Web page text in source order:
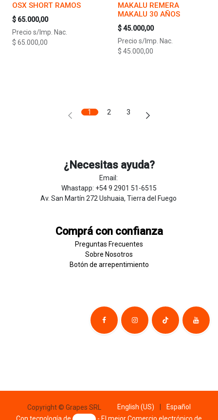
OSX SHORT RAMOS
$ 65.000,00
Precio s/Imp. Nac.
$ 65.000,00
MAKALU REMERA
MAKALU 30 AÑOS
$45.000,00
Precio s/Imp. Nac.
$ 45.000,00
1 2 3
¿Necesitas ayuda?
Email:
Whastapp: +54 9 2901 51-6515
Av. San Martín 272 Ushuaia, Tierra del Fuego
Comprá con confianza
Preguntas Frecuentes
Sobre Nosotros
Botón de ​arrepentim​​​iento
Copyright © Grapes SRL English (US)
Español